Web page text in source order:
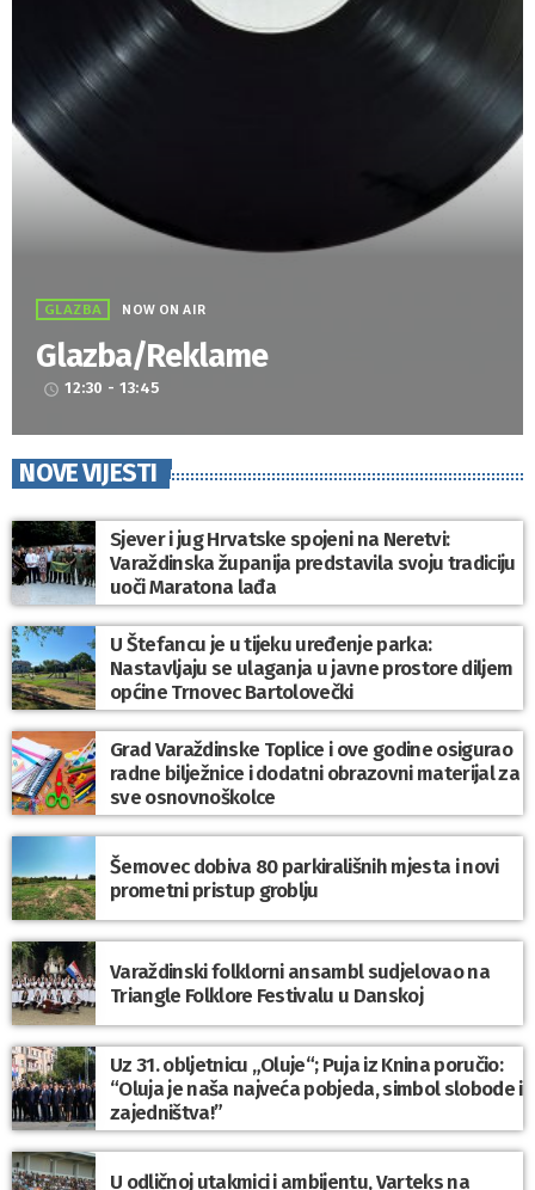
GLAZBA NOW ON AIR
Glazba/Reklame
access_time 12:30 - 13:45
NOVE VIJESTI
Sjever i jug Hrvatske spojeni na Neretvi:
Varaždinska županija predstavila svoju tradiciju
uoči Maratona lađa
U Štefancu je u tijeku uređenje parka:
Nastavljaju se ulaganja u javne prostore diljem
općine Trnovec Bartolovečki
Grad Varaždinske Toplice i ove godine osigurao
radne bilježnice i dodatni obrazovni materijal za
sve osnovnoškolce
Šemovec dobiva 80 parkirališnih mjesta i novi
prometni pristup groblju
Varaždinski folklorni ansambl sudjelovao na
Triangle Folklore Festivalu u Danskoj
Uz 31. obljetnicu „Oluje“; Puja iz Knina poručio:
“Oluja je naša najveća pobjeda, simbol slobode i
zajedništva!”
U odličnoj utakmici i ambijentu, Varteks na